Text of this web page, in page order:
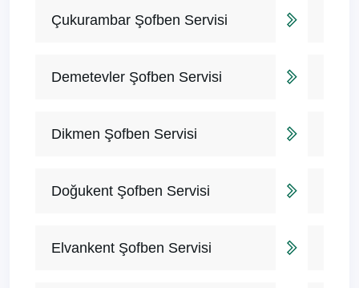
Çukurambar Şofben Servisi
Demetevler Şofben Servisi
Dikmen Şofben Servisi
Doğukent Şofben Servisi
Elvankent Şofben Servisi